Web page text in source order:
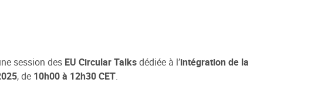
session des EU Circular Talksdédiée à l’intégration de la
, de 10h00 à 12h30 CET.